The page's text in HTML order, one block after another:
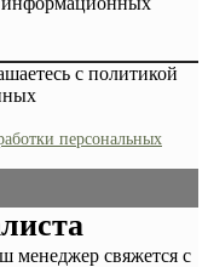
с политикой
персональных
менеджер свяжется с